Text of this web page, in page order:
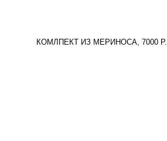
КОМЛПЕКТ ИЗ МЕРИНОСА, 7000 Р.